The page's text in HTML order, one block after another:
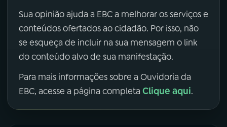
Sua opinião ajuda a EBC a melhorar os serviços e
conteúdos ofertados ao cidadão. Por isso, não
se esqueça de incluir na sua mensagem o link
do conteúdo alvo de sua manifestação.
Para mais informações sobre a Ouvidoria da
EBC, acesse a página completa Clique aqui.